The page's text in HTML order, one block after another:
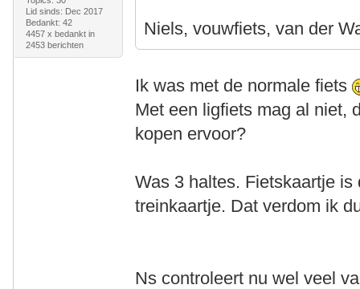
Lid sinds: Dec 2017
Bedankt: 42
4457 x bedankt in
2453 berichten
Niels, vouwfiets, van der
Ik was met de normale fiets
Met een ligfiets mag al niet,
kopen ervoor?
Was 3 haltes. Fietskaartje
treinkaartje. Dat verdom ik
Ns controleert nu wel veel